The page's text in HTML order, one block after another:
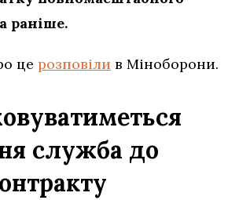
раніше.
це розповіли в Міноборони.
служба до